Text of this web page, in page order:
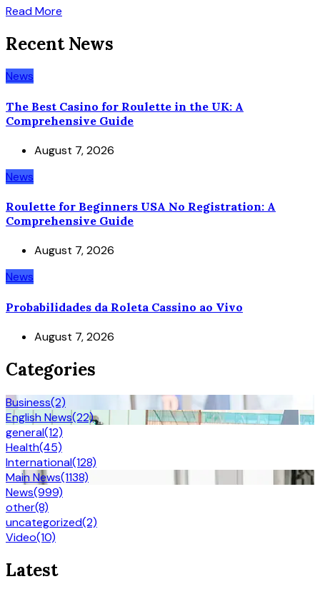
Read More
Recent News
News
The Best Casino for Roulette in the UK: A
Comprehensive Guide
August 7, 2026
News
Roulette for Beginners USA No Registration: A
Comprehensive Guide
August 7, 2026
News
Probabilidades da Roleta Cassino ao Vivo
August 7, 2026
Categories
Business(2)
English News(22)
general(12)
Health(45)
International(128)
Main News(1138)
News(999)
other(8)
uncategorized(2)
Video(10)
Latest